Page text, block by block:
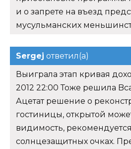
и о запрете на въезд
мусульманских
Sergej ответил(а)
Выиграла этап кривая
2012 22:00 Тоже решила
Ацетат решение о
гостиницы, открытой
видимость, рекомендуется
солнцезащитных очках.